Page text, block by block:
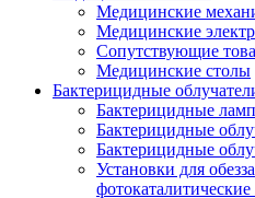
Медицинские
Медицинские
Сопутствующие
Медицинские столы
Бактерицидные
Бактерицидные
Бактерицидные
Бактерицидные
Установки для